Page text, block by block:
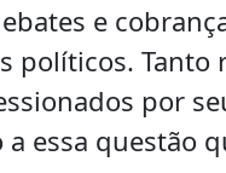
e
políticos.
por
essa questão